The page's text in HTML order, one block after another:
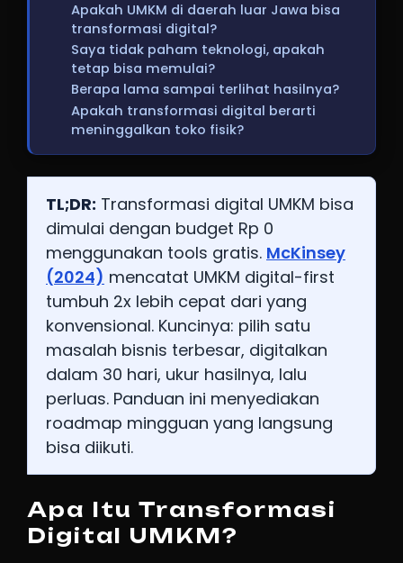
Apakah UMKM di daerah luar Jawa bisa
transformasi digital?
Saya tidak paham teknologi, apakah
tetap bisa memulai?
Berapa lama sampai terlihat hasilnya?
Apakah transformasi digital berarti
meninggalkan toko fisik?
TL;DR: Transformasi digital UMKM bisa
dimulai dengan budget Rp 0
menggunakan tools gratis. McKinsey
(2024) mencatat UMKM digital-first
tumbuh 2x lebih cepat dari yang
konvensional. Kuncinya: pilih satu
masalah bisnis terbesar, digitalkan
dalam 30 hari, ukur hasilnya, lalu
perluas. Panduan ini menyediakan
roadmap mingguan yang langsung
bisa diikuti.
Apa Itu Transformasi
Digital UMKM?